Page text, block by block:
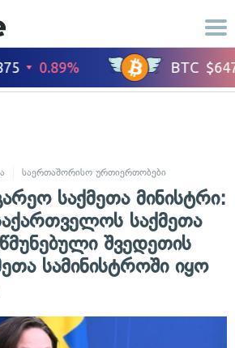
საერთაშორისო ურთიერთობები
საქმეთა მინისტრი:
საქმეთა
შვედეთის
სამინისტროში იყო